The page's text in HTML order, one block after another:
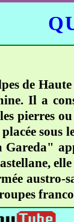
de
Il a
pierres
austro-